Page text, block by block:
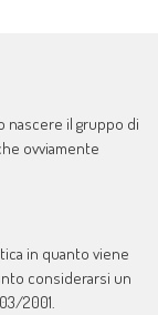
nascere il gruppo di
ovviamente
in quanto viene
considerarsi un
2001.